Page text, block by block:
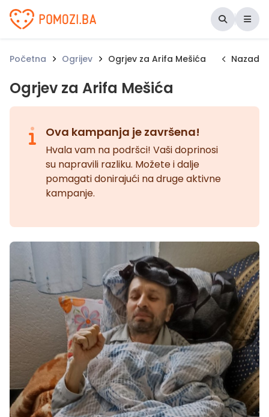
Udruženje Pomozi.ba
Početna Ogrijev Ogrjev za Arifa Mešića Nazad
Ogrjev za Arifa Mešića
Ova kampanja je završena!
Hvala vam na podršci! Vaši doprinosi
su napravili razliku. Možete i dalje
pomagati donirajući na druge aktivne
kampanje.